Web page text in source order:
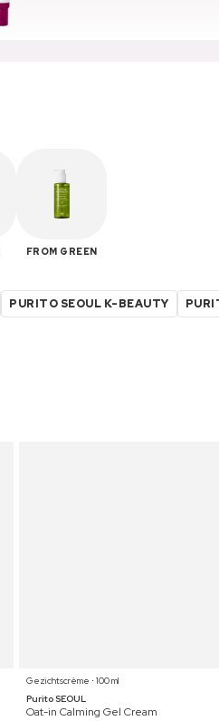
FROM GREEN
PURITO SEOUL K-BEAUTY
Gezichtscrème ⋅ 100 ml
Purito SEOUL
Oat-in Calming Gel Cream